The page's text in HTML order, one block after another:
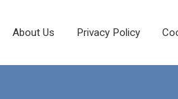
About Us Privacy Policy